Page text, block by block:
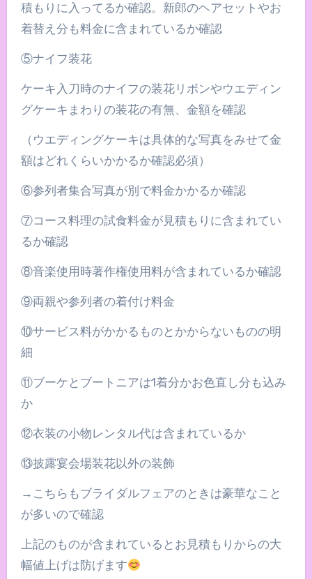
積もりに入ってるか確認。新郎のヘアセットやお
着替え分も料金に含まれているか確認
⑤ナイフ装花
ケーキ入刀時のナイフの装花リボンやウエディン
グケーキまわりの装花の有無、金額を確認
（ウエディングケーキは具体的な写真をみせて金
額はどれくらいかかるか確認必須）
⑥参列者集合写真が別で料金かかるか確認
⑦コース料理の試食料金が見積もりに含まれてい
るか確認
⑧音楽使用時著作権使用料が含まれているか確認
⑨両親や参列者の着付け料金
⑩サービス料がかかるものとかからないものの明
細
⑪ブーケとブートニアは1着分かお色直し分も込み
か
⑫衣装の小物レンタル代は含まれているか
⑬披露宴会場装花以外の装飾
→こちらもブライダルフェアのときは豪華なこと
が多いので確認
上記のものが含まれているとお見積もりからの大
幅値上げは防げます